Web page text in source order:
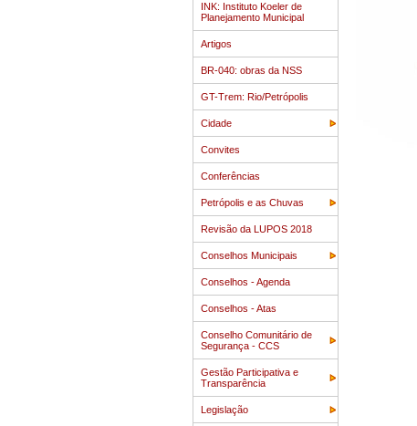
INK: Instituto Koeler de
Planejamento Municipal
Artigos
BR-040: obras da NSS
GT-Trem: Rio/Petrópolis
Cidade
Convites
Conferências
Petrópolis e as Chuvas
Revisão da LUPOS 2018
Conselhos Municipais
Conselhos - Agenda
Conselhos - Atas
Conselho Comunitário de
Segurança - CCS
Gestão Participativa e
Transparência
Legislação